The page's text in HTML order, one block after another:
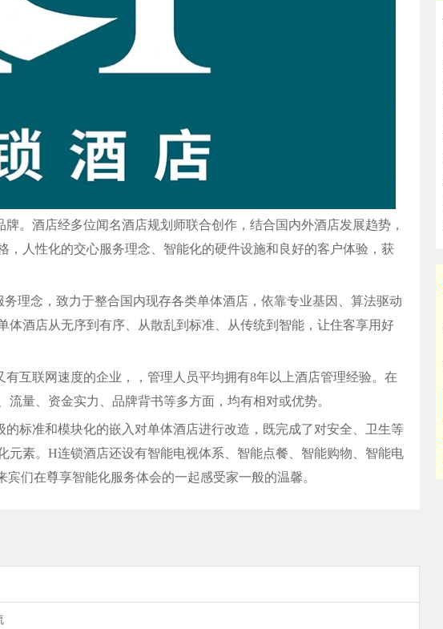
。酒店经多位闻名酒店规划师联合创作，结合国内外酒店发展趋势，
，人性化的交心服务理念、智能化的硬件设施和良好的客户体验，获
理念，致力于整合国内现存各类单体酒店，依靠专业基因、算法驱动
体酒店从无序到有序、从散乱到标准、从传统到智能，让住客享用好
互联网速度的企业，，管理人员平均拥有8年以上酒店管理经验。在
量、资金实力、品牌背书等多方面，均有相对或优势。
标准和模块化的嵌入对单体酒店进行改造，既完成了对安全、卫生等
元素。H连锁酒店还设有智能电视体系、智能点餐、智能购物、智能电
们在尊享智能化服务体会的一起感受家一般的温馨。